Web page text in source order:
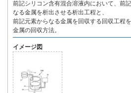
前記シリコン含有混合溶液内において、前
なる金属を析出させる析出工程と、
前記元素からなる金属を回収する回収工程を
金属の回収方法。
イメージ図